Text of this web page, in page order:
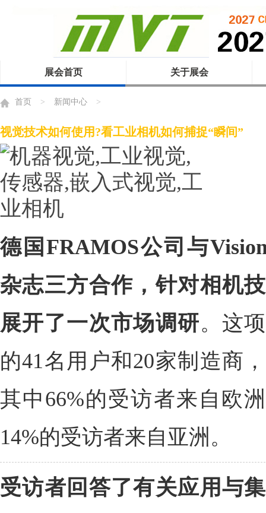
展会首页 关于展会
首页 > 新闻中心 >
视觉技术如何使用?看工业相机如何捕捉“瞬间”
德国FRAMOS公司与
杂志三方合作，针对相机
展开了一次市场调研。这
的41名用户和20家制造商
其中66%的受访者来自欧
14%的受访者来自亚洲。
受访者回答了有关应用与